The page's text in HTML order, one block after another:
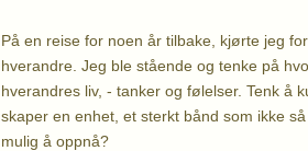
På en reise for noen år tilbake, kjørte jeg
hverandre. Jeg ble stående og tenke på
hverandres liv, - tanker og følelser. Tenk å
skaper en enhet, et sterkt bånd som ikke
mulig å oppnå?